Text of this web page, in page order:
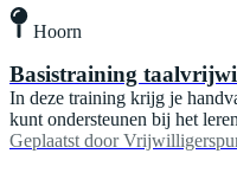
Hoorn
Basistraining
In deze training krijg je
kunt ondersteunen bij het
Geplaatst door